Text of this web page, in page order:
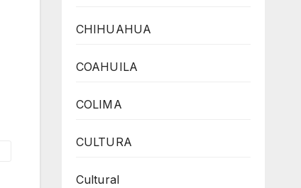
CHIHUAHUA
COAHUILA
COLIMA
CULTURA
Cultural